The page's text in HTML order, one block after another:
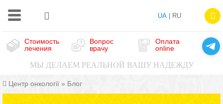
UA| RU
Стоимость
лечения
Вопрос
врачу
Оплата
online
МЫ ДЕЛАЕМ РЕАЛЬНОЙ ВАШУ НАДЕЖДУ
Центр онкології » Блог